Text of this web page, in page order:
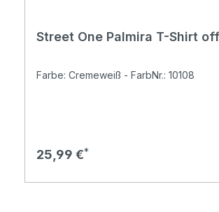
Street One Palmira T-Shirt
Farbe: Cremeweiß - FarbNr.: 10108
Regulärer Preis:
25,99 €